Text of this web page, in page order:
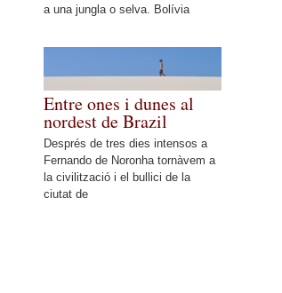
a una jungla o selva. Bolívia
Entre ones i dunes al
nordest de Brazil
Després de tres dies intensos a
Fernando de Noronha tornàvem a
la civilització i el bullici de la
ciutat de